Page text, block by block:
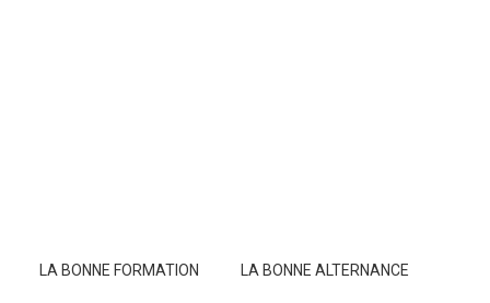
LA BONNE FORMATION LA BONNE ALTERNANCE